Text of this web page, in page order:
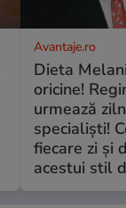
Avantaje.ro
Dieta
oricine!
urmează
specialiști!
fiecare zi și
acestui stil